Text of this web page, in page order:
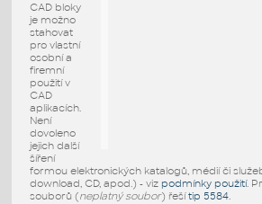
CAD bloky
je možno
stahovat
pro vlastní
osobní a
firemní
použití v
CAD
aplikacích.
Není
dovoleno
jejich další
šíření
formou elektronických katalogů, médií či
download, CD, apod.) - viz podmínky použití.
souborů (neplatný soubor) řešítip 5584.